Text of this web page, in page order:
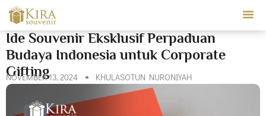
Ide Souvenir Eksklusif Perpaduan
Budaya Indonesia untuk Corporate
Gifting
NOVEMBER 13, 2024 KHULASOTUN NURONIYAH